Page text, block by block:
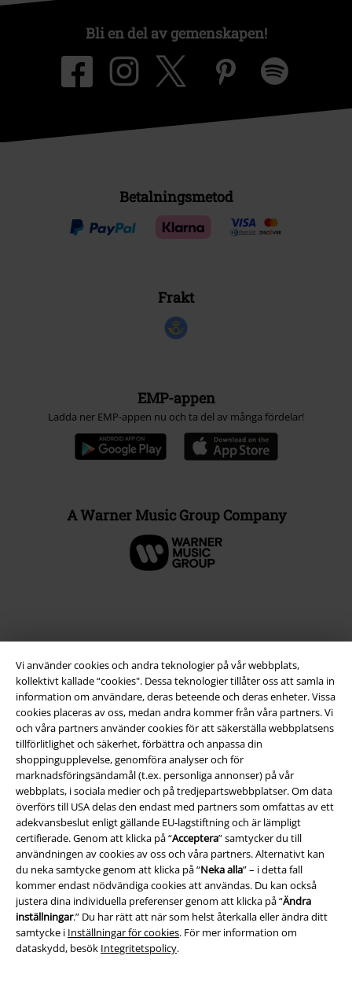
Vi använder cookies och andra teknologier på vår webbplats,
kollektivt kallade “cookies". Dessa teknologier tillåter oss att samla in
information om användare, deras beteende och deras enheter. Vissa
cookies placeras av oss, medan andra kommer från våra partners. Vi
och våra partners använder cookies för att säkerställa webbplatsens
tillförlitlighet och säkerhet, förbättra och anpassa din
shoppingupplevelse, genomföra analyser och för
marknadsföringsändamål (t.ex. personliga annonser) på vår
webbplats, i sociala medier och på tredjepartswebbplatser. Om data
överförs till USA delas den endast med partners som omfattas av ett
adekvansbeslut enligt gällande EU-lagstiftning och är lämpligt
certifierade. Genom att klicka på “Acceptera” samtycker du till
användningen av cookies av oss och våra partners. Alternativt kan
du neka samtycke genom att klicka på “Neka alla” – i detta fall
kommer endast nödvändiga cookies att användas. Du kan också
justera dina individuella preferenser genom att klicka på “Ändra
inställningar.” Du har rätt att när som helst återkalla eller ändra ditt
samtycke i Inställningar för cookies. För mer information om
dataskydd, besök Integritetspolicy.
Bli en del av gemenskapen!
Betalningsmetod
Frakt
EMP-appen
Ladda ner EMP-appen nu och ta del av många fördelar!
A Warner Music Group Company
Juridisk information/Villkor
Villkor
Om oss
Ladda ner villkoren
Avfallshantering och miljöskydd
Försäkran om överensstämmelse
Information om tillgänglighet